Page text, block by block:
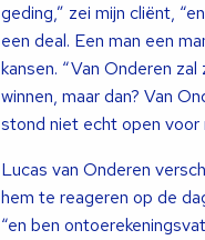
geding,” zei mijn cliënt,
een deal. Een man een
kansen. “Van Onderen
winnen, maar dan? Van
stond niet echt open voor
Lucas van Onderen
hem te reageren op de
“en ben